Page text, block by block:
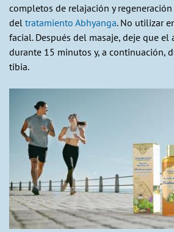
completos de relajación y
del tratamiento Abhyanga. No utilizar
facial. Después del masaje, deje que el
durante 15 minutos y, a continuación,
tibia.